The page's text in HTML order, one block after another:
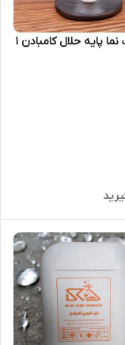
واترپروف نما پایه حلال کامبادن 1